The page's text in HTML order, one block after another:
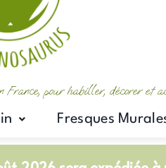
France, pour habiller, décorer et
Fresques